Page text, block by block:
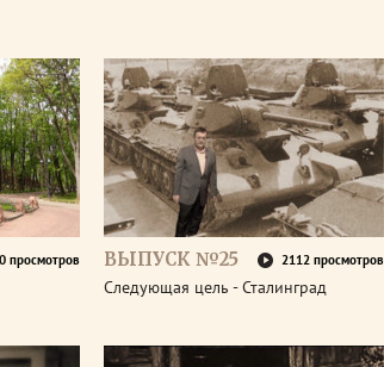
просмотров ВЫПУСК №25 2112 просмотров
Следующая цель - Сталинград